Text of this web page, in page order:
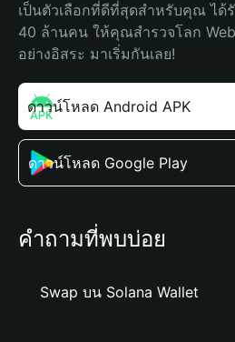
เป็นตัวเลือกที่ดีที่สุดสำหรับคุณ ได้
40 ล้านคน ให้คุณสำรวจโลก
อย่างอิสระ มาเริ่มกันเลย!
ดาวน์โหลด Android APK
ดาวน์โหลด Google Play
คำถามที่พบบ่อย
Swap บน Solana Wallet